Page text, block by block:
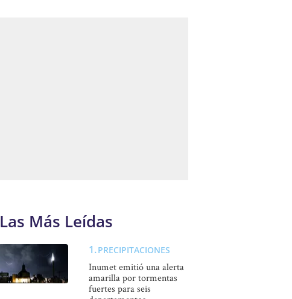
Las Más Leídas
PRECIPITACIONES
Inumet emitió una alerta
amarilla por tormentas
fuertes para seis